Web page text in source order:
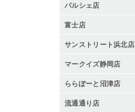
パルシェ店
富士店
サンストリート浜北店
マークイズ静岡店
ららぽーと沼津店
流通通り店